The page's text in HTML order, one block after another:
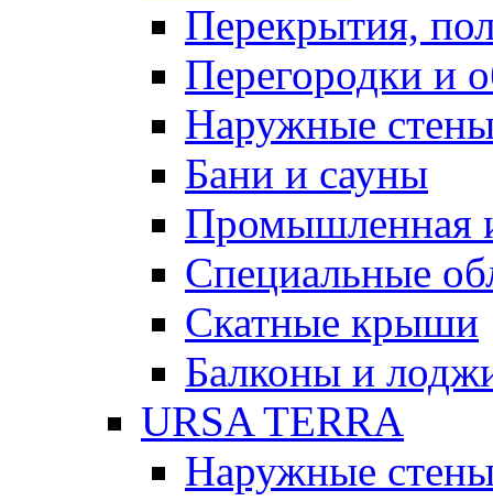
Перекрытия,
Перегородки и
Наружные
Бани и сауны
Промышленная
Специальные
Скатные крыши
Балконы и
URSA TERRA
Наружные